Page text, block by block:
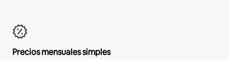
Precios mensuales simples